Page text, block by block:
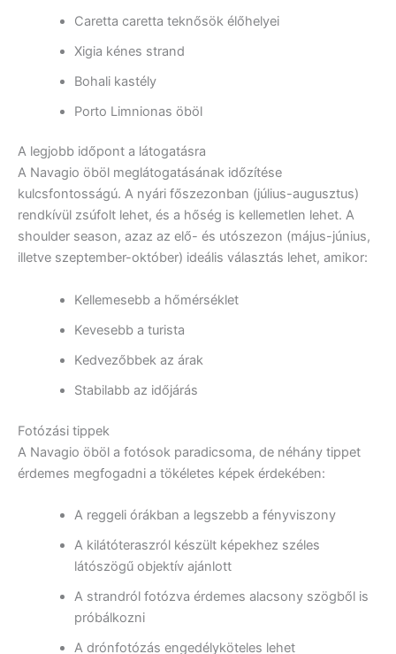
Caretta caretta teknősök élőhelyei
Xigia kénes strand
Bohali kastély
Porto Limnionas öböl
A legjobb időpont a látogatásra
A Navagio öböl meglátogatásának időzítése
kulcsfontosságú. A nyári főszezonban (július-augusztus)
rendkívül zsúfolt lehet, és a hőség is kellemetlen lehet. A
shoulder season, azaz az elő- és utószezon (május-június,
illetve szeptember-október) ideális választás lehet, amikor:
Kellemesebb a hőmérséklet
Kevesebb a turista
Kedvezőbbek az árak
Stabilabb az időjárás
Fotózási tippek
A Navagio öböl a fotósok paradicsoma, de néhány tippet
érdemes megfogadni a tökéletes képek érdekében:
A reggeli órákban a legszebb a fényviszony
A kilátóteraszról készült képekhez széles
látószögű objektív ajánlott
A strandról fotózva érdemes alacsony szögből is
próbálkozni
A drónfotózás engedélyköteles lehet